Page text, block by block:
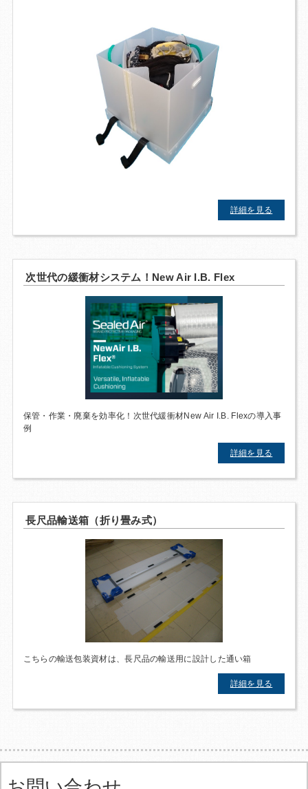
詳細を見る
次世代の緩衝材システム！New Air I.B. Flex
保管・作業・廃棄を効率化！次世代緩衝材New Air I.B. Flexの導入事
例
詳細を見る
長尺品輸送箱（折り畳み式）
こちらの輸送包装資材は、長尺品の輸送用に設計した通い箱
詳細を見る